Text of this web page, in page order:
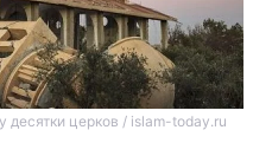
десятки церков / islam-today.ru